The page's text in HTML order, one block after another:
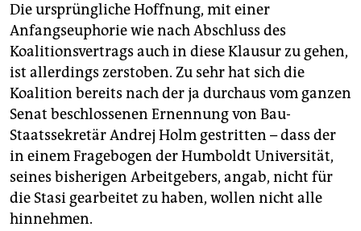
Die ursprüngliche Hoffnung, mit einer
Anfangseuphorie wie nach Abschluss des
Koalitionsvertrags auch in diese Klausur zu gehen,
ist allerdings zerstoben. Zu sehr hat sich die
Koalition bereits nach der ja durchaus vom ganzen
Senat beschlossenen Ernennung von Bau-
Staatssekretär Andrej Holm gestritten – dass der
in einem Fragebogen der Humboldt Universität,
seines bisherigen Arbeitgebers, angab, nicht für
die Stasi gearbeitet zu haben, wollen nicht alle
hinnehmen.